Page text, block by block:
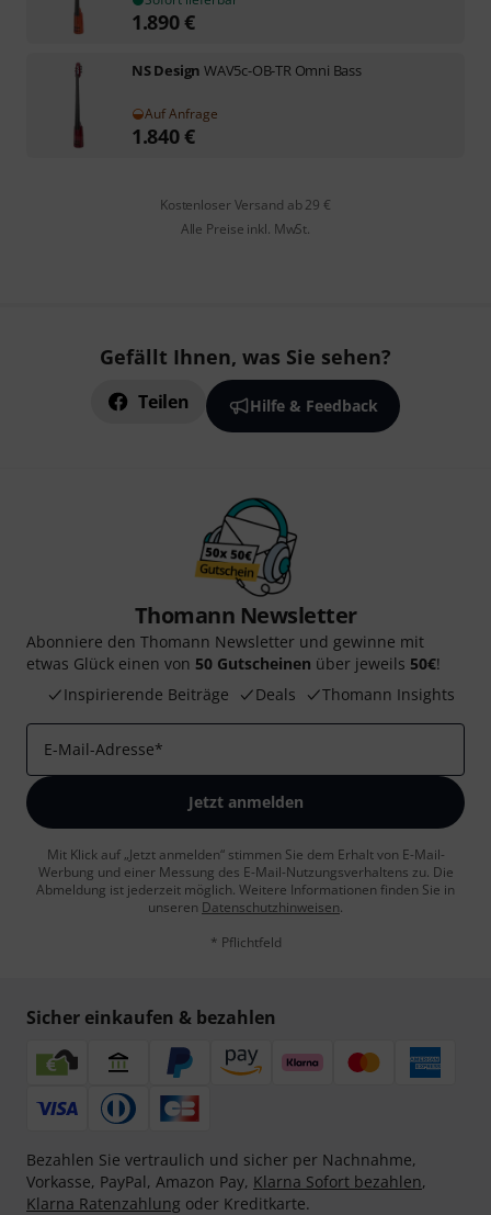
1.890€
NS Design WAV5c-OB-TR Omni Bass
Auf Anfrage
1.840€
Kostenloser Versand ab 29 €
Alle Preise inkl. MwSt.
Gefällt Ihnen, was Sie sehen?
Teilen Hilfe & Feedback
Thomann Newsletter
Abonniere den Thomann Newsletter und gewinne mit
etwas Glück einen von 50 Gutscheinen über jeweils 50€!
Inspirierende Beiträge
Deals Thomann Insights
E-Mail-Adresse*
Jetzt anmelden
Mit Klick auf „Jetzt anmelden“ stimmen Sie dem Erhalt von E-Mail-
Werbung und einer Messung des E-Mail-Nutzungsverhaltens zu. Die
Abmeldung ist jederzeit möglich. Weitere Informationen finden Sie in
unseren Datenschutzhinweisen.
* Pflichtfeld
Sicher einkaufen & bezahlen
Bezahlen Sie vertraulich und sicher per Nachnahme,
Vorkasse, PayPal, Amazon Pay, Klarna Sofort bezahlen,
Klarna Ratenzahlung oder Kreditkarte.